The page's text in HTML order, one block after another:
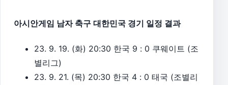
아시안게임 남자 축구 대한민국 경기 일정 결과
23. 9. 19. (화) 20:30 한국 9 : 0 쿠웨이트 (조
별리그)
23. 9. 21. (목) 20:30 한국 4 : 0 태국 (조별리